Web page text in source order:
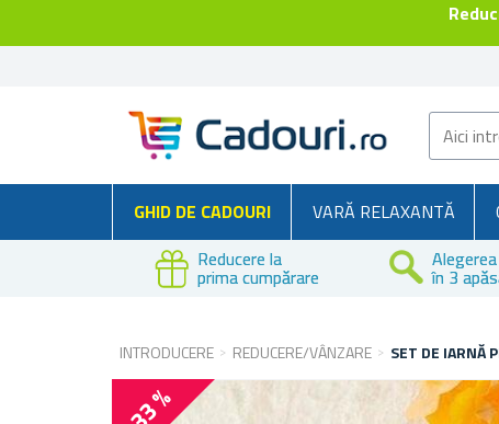
GHID DE CADOURI VARĂ RELAXANTĂ
Reducere la
prima cumpărare în 3
INTRODUCERE REDUCERE/VÂNZARE SET DE IARNĂ